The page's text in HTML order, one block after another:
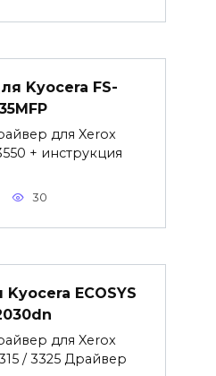
Kyocera FS-
для Xerox
+ инструкция
30
ECOSYS
для Xerox
/ 3325 Драйвер